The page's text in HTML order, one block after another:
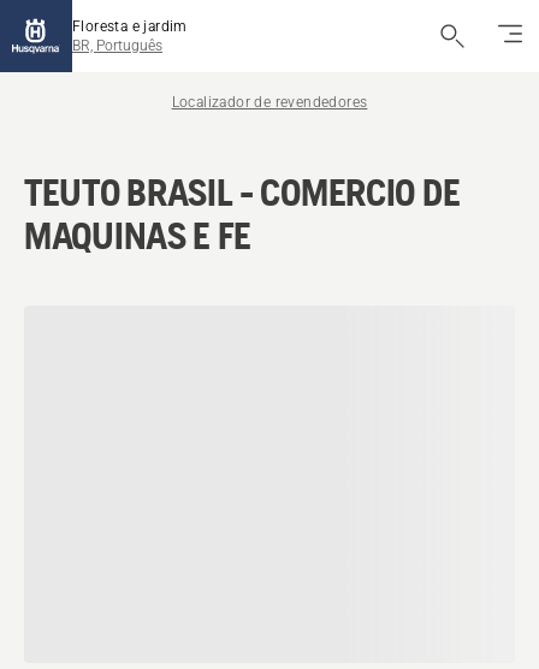
Floresta e jardim
BR, Português
Localizador de revendedores
TEUTO BRASIL - COMERCIO DE
MAQUINAS E FE